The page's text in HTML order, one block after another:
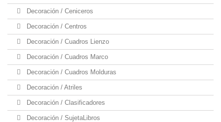
Decoración / Ceniceros
Decoración / Centros
Decoración / Cuadros Lienzo
Decoración / Cuadros Marco
Decoración / Cuadros Molduras
Decoración / Atriles
Decoración / Clasificadores
Decoración / SujetaLibros